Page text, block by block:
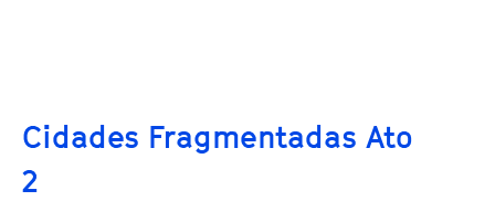
Cidades Fragmentadas Ato
2